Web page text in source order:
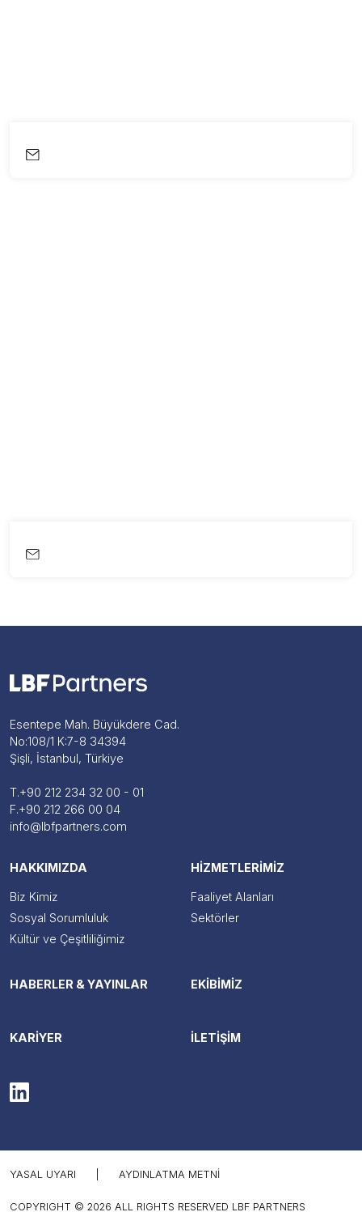
Esentepe Mah. Büyükdere Cad.
No:108/1 K:7-8 34394
Şişli, İstanbul, Türkiye
T.+90 212 234 32 00 - 01
F.+90 212 266 00 04
info@lbfpartners.com
HAKKIMIZDA
Biz Kimiz
Sosyal Sorumluluk
Kültür ve Çeşitliliğimiz
HİZMETLERİMİZ
Faaliyet Alanları
Sektörler
HABERLER & YAYINLAR EKİBİMİZ
KARİYER İLETİŞİM
COPYRIGHT © 2026 ALL RIGHTS RESERVED LBF PARTNERS
YASAL UYARI AYDINLATMA METNI